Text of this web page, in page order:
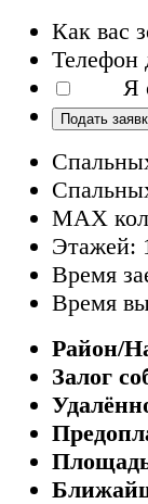
Как вас
Телефон
Я
Подать
MAX
Этажей:
Время
Время
Район/
Залог